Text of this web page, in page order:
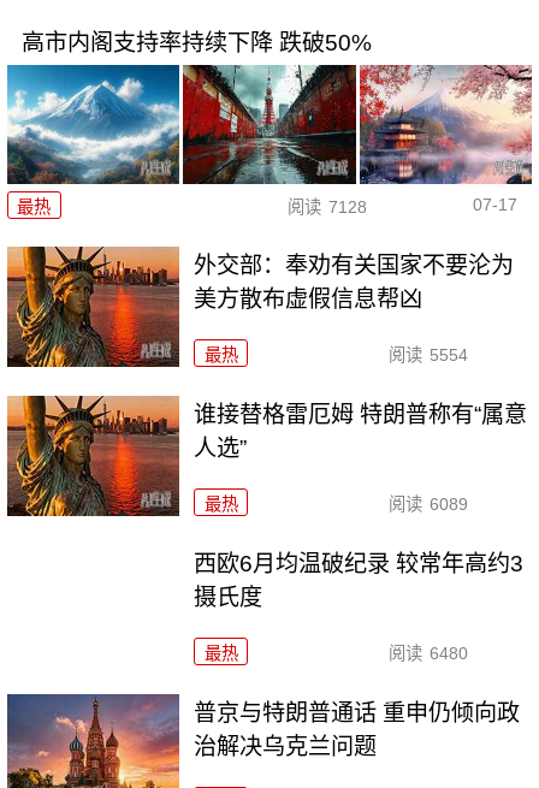
高市内阁支持率持续下降 跌破50%
最热 阅读 7128 07-17
外交部：奉劝有关国家不要沦为
美方散布虚假信息帮凶
最热 阅读 5554
谁接替格雷厄姆 特朗普称有“属意
人选”
最热 阅读 6089
西欧6月均温破纪录 较常年高约3
摄氏度
最热 阅读 6480
普京与特朗普通话 重申仍倾向政
治解决乌克兰问题